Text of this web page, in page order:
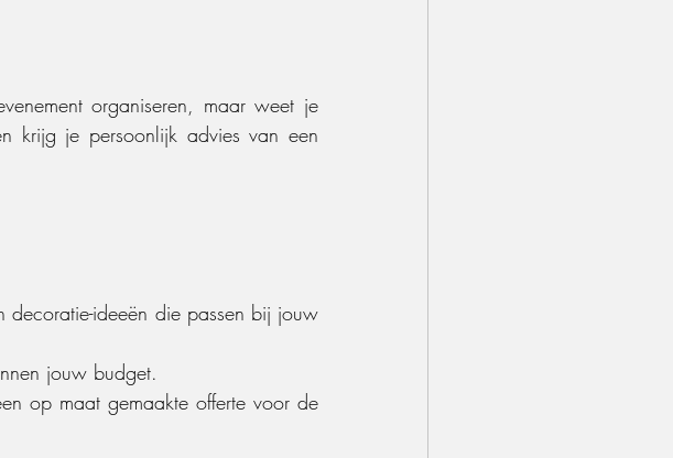
organiseren, maar weet je
krijg je persoonlijk advies van een
decoratie-ideeën die passen bij jouw
jouw budget.
op maat gemaakte offerte voor de